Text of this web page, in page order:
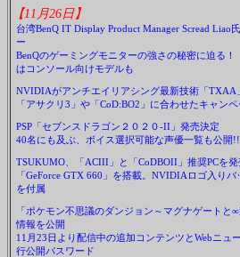
【11月26日】
台湾BenQ IT Display Product Manager Scread Liao
ー
BenQのゲーミングモニターの強さの秘密に迫る
はコンソール向けモデルも
NVIDIAがアンチエイリアシング最新技術「TXAA
「アサクリ3」や「CoD:BO2」に合わせたキャン
PSP「セブンスドラゴン２０２０-II」発売決定
40名にも及ぶ、ボイス選択可能な声優一覧も公開!!
TSUKUMO、「ACIII」と「CoDBOII」推奨PCを発
「GeForce GTX 660」を搭載。NVIDIAロゴ入りバ
を付属
「ポケモン不思議のダンジョン～マグナゲートと
情報を公開
11月23日より配信中の追加コンテンツとWebニュ
行公開パスワード